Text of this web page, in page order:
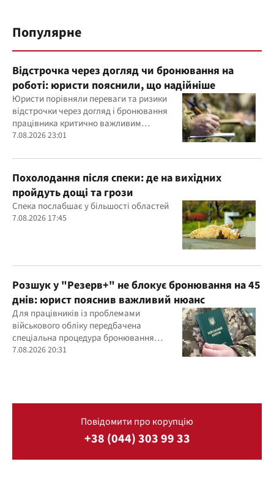
Популярне
Відстрочка через догляд чи бронювання на
роботі: юристи пояснили, що надійніше
Юристи порівняли переваги та ризики
відстрочки через догляд і бронювання
працівника критично важливим
підприємством
7.08.2026 23:01
Похолодання після спеки: де на вихідних
пройдуть дощі та грози
Спека послабшає у більшості областей
7.08.2026 17:45
Розшук у "Резерв+" не блокує бронювання на 45
днів: юрист пояснив важливий нюанс
Для працівників із проблемами
військового обліку передбачена
спеціальна процедура бронювання
строком до 45 днів
7.08.2026 20:31
Повідомити про корупцію
+38 (044) 303 99 33